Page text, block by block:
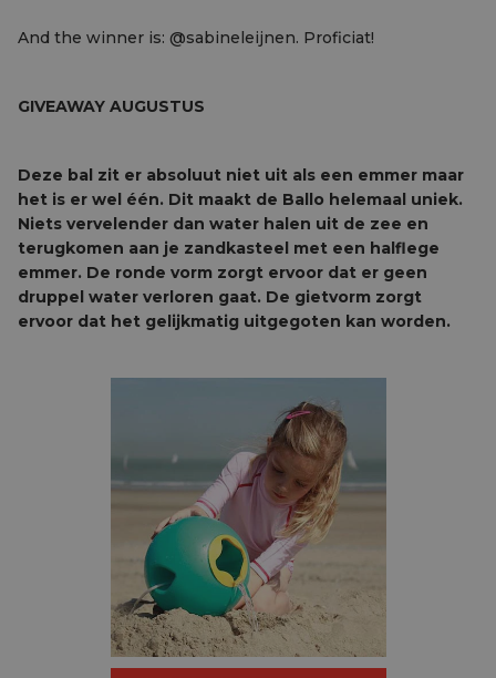
And the winner is: @sabineleijnen. Proficiat!
GIVEAWAY AUGUSTUS
Deze bal zit er absoluut niet uit als een emmer maar
het is er wel één. Dit maakt de Ballo helemaal uniek.
Niets vervelender dan water halen uit de zee en
terugkomen aan je zandkasteel met een halflege
emmer. De ronde vorm zorgt ervoor dat er geen
druppel water verloren gaat. De gietvorm zorgt
ervoor dat het gelijkmatig uitgegoten kan worden.